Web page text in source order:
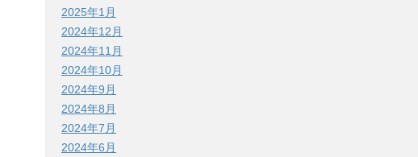
2025年1月
2024年12月
2024年11月
2024年10月
2024年9月
2024年8月
2024年7月
2024年6月